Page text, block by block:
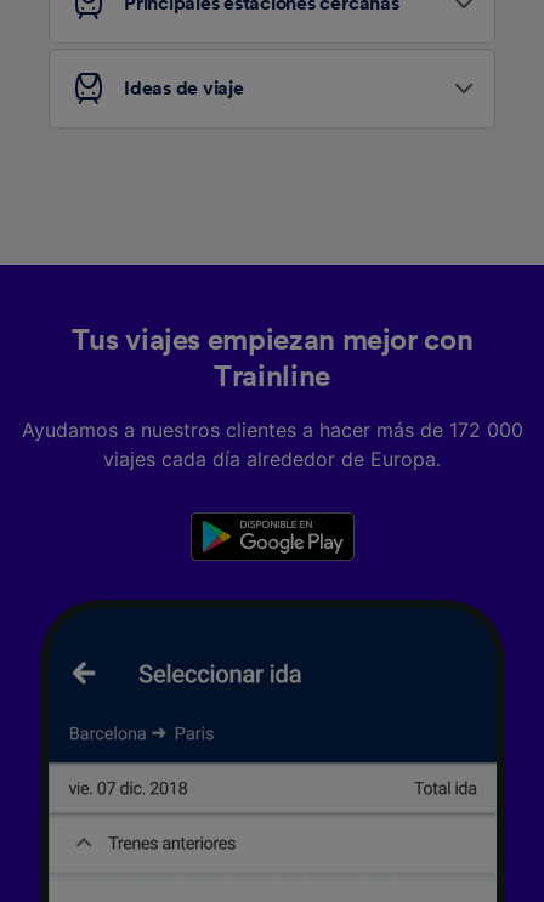
Ideas de viaje
Tus viajes empiezan mejor con
Trainline
Ayudamos a nuestros clientes a hacer más de 172 000
viajes cada día alrededor de Europa.